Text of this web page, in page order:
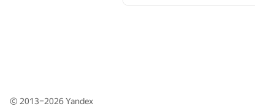
© 2013–2026Yandex